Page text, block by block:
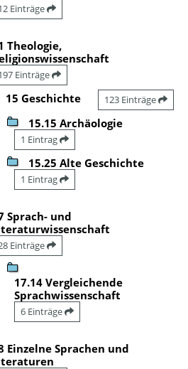
Einträge
Theologie,
Einträge
15 Geschichte 123 Einträge
15.15 Archäologie
1 Eintrag
15.25 Alte Geschichte
1 Eintrag
Sprach- und
Einträge
17.14 Vergleichende
Sprachwissenschaft
6 Einträge
Einzelne Sprachen und